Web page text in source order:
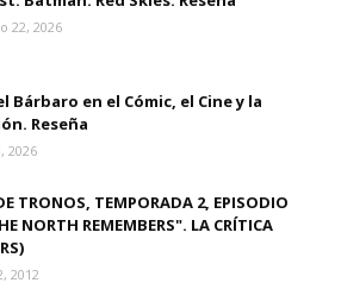
22, 2026
Bárbaro en el Cómic, el Cine y la
Reseña
2026
TRONOS, TEMPORADA 2, EPISODIO
NORTH REMEMBERS". LA CRÍTICA
2012